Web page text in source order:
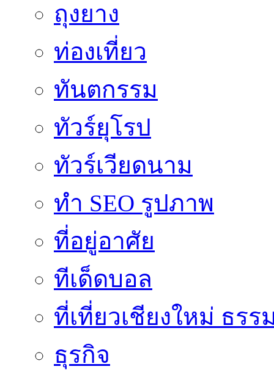
ถุงยาง
ท่องเที่ยว
ทันตกรรม
ทัวร์ยุโรป
ทัวร์เวียดนาม
ทำ SEO รูปภาพ
ที่อยู่อาศัย
ทีเด็ดบอล
ที่เที่ยวเชียงใหม่ ธรร
ธุรกิจ